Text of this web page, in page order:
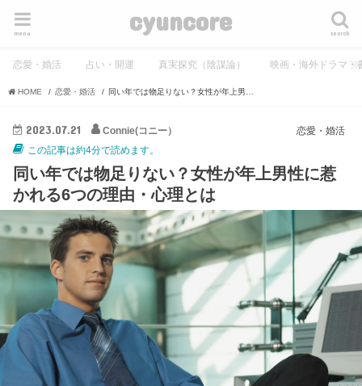
cyuncore search
menu
恋愛・婚活 占い・開運 真実探究（陰謀論） 映画・海外ドラマ・
HOME 恋愛・婚活
恋愛・婚活
2023.07.21
Connie(コニー）
この記事は約4分で読めます。
同い年では物足りない？女性が年上男性に惹
かれる6つの理由・心理とは